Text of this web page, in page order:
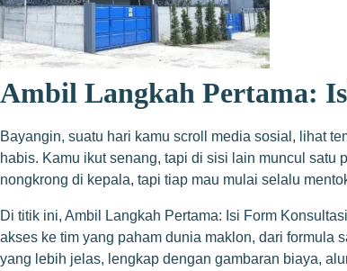
Ambil Langkah Pertama:
Bayangin, suatu hari kamu scroll media sosial, lihat
habis. Kamu ikut senang, tapi di sisi lain muncul satu
nongkrong di kepala, tapi tiap mau mulai selalu
Di titik ini, Ambil Langkah Pertama: Isi Form
akses ke tim yang paham dunia maklon, dari formula
yang lebih jelas, lengkap dengan gambaran biaya,